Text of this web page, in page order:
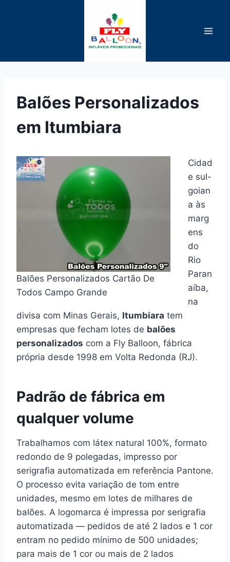
Balões Personalizados
em Itumbiara
Balões Personalizados Cartão De
Todos Campo Grande
Cidad
e sul-
goian
a às
marg
ens
do
Rio
Paran
aíba,
na
divisa com Minas Gerais, Itumbiara tem
empresas que fecham lotes de balões
personalizados com a Fly Balloon, fábrica
própria desde 1998 em Volta Redonda (RJ).
Padrão de fábrica em
qualquer volume
Trabalhamos com látex natural 100%, formato
redondo de 9 polegadas, impresso por
serigrafia automatizada em referência Pantone.
O processo evita variação de tom entre
unidades, mesmo em lotes de milhares de
balões. A logomarca é impressa por serigrafia
automatizada — pedidos de até 2 lados e 1 cor
entram no pedido mínimo de 500 unidades;
para mais de 1 cor ou mais de 2 lados